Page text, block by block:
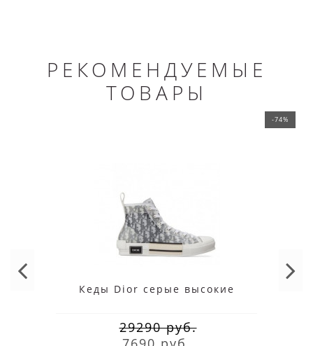
РЕКОМЕНДУЕМЫЕ
ТОВАРЫ
-74%
Кеды Dior серые высокие
29290 руб.